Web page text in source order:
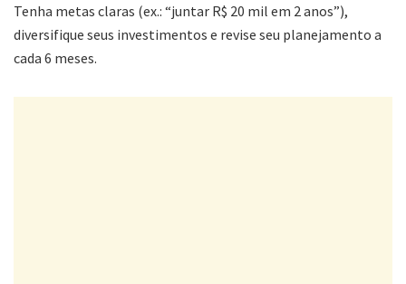
Tenha metas claras (ex.: “juntar R$ 20 mil em 2 anos”),
diversifique seus investimentos e revise seu planejamento a
cada 6 meses.